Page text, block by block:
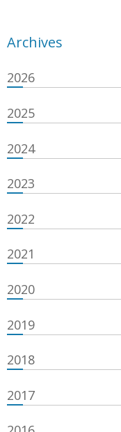
Archives
2026
2025
2024
2023
2022
2021
2020
2019
2018
2017